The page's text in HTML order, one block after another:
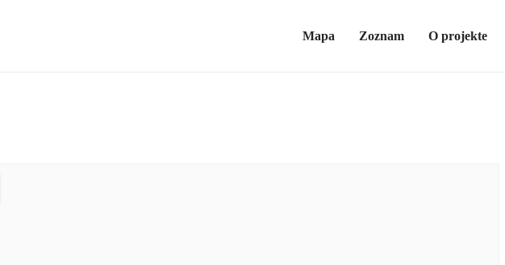
Mapa Zoznam O projekte